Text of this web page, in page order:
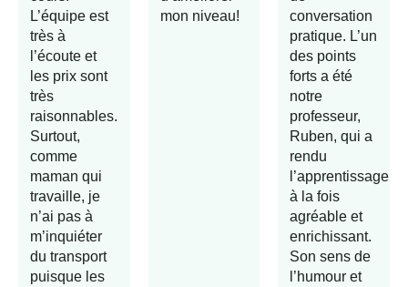
L’équipe est
très à
l’écoute et
les prix sont
très
raisonnables.
Surtout,
comme
maman qui
travaille, je
n’ai pas à
m’inquiéter
du transport
puisque les
mon niveau!
conversation
pratique. L’un
des points
forts a été
notre
professeur,
Ruben, qui a
rendu
l’apprentissage
à la fois
agréable et
enrichissant.
Son sens de
l’humour et